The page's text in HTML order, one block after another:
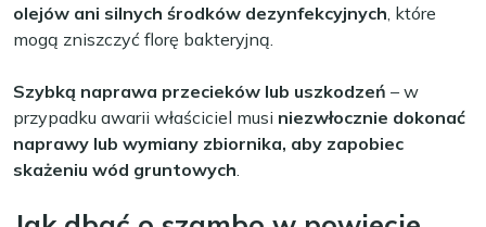
olejów ani silnych środków dezynfekcyjnych, które
mogą zniszczyć florę bakteryjną.
Szybką naprawa przecieków lub uszkodzeń – w
przypadku awarii właściciel musi niezwłocznie dokonać
naprawy lub wymiany zbiornika, aby zapobiec
skażeniu wód gruntowych.